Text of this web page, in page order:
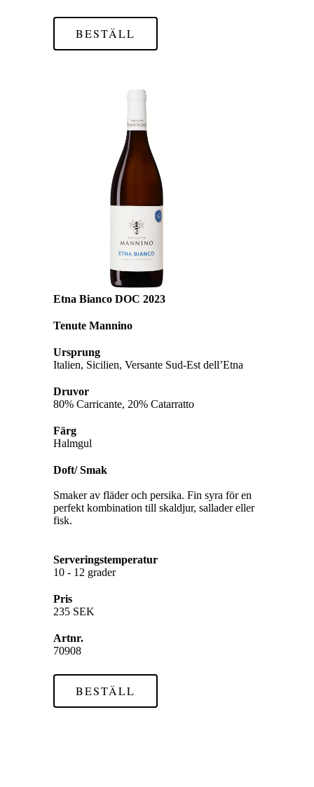
BESTÄLL
Etna Bianco DOC 2023
Tenute Mannino
Ursprung
Italien, Sicilien, Versante Sud-Est dell’Etna
Druvor
80% Carricante, 20% Catarratto
Färg
Halmgul
Doft/ Smak
Smaker av fläder och persika. Fin syra för en
perfekt kombination till skaldjur, sallader eller
fisk.
Serveringstemperatur
10 - 12 grader
Pris
235 SEK
Artnr.
70908
BESTÄLL